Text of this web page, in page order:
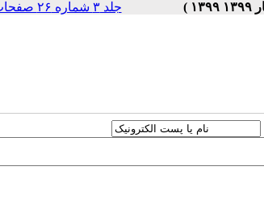
جلد ۳ شماره ۲۶ صفحات ۵-۱